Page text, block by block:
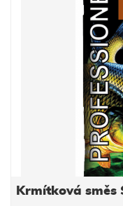
konzistence
Krmítková